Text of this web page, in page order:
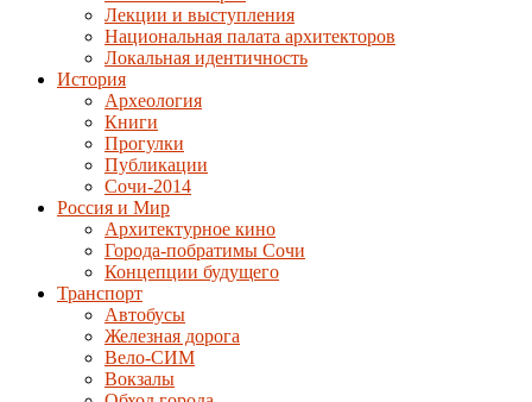
Лекции и выступления
Национальная палата архитекторов
Локальная идентичность
История
Археология
Книги
Прогулки
Публикации
Сочи-2014
Россия и Мир
Архитектурное кино
Города-побратимы Сочи
Концепции будущего
Транспорт
Автобусы
Железная дорога
Вело-СИМ
Вокзалы